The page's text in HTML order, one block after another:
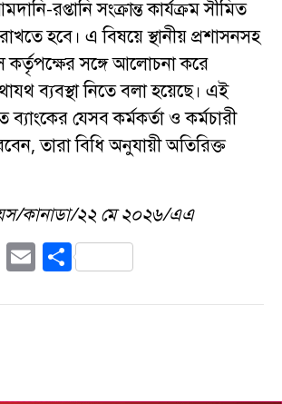
রপ্তানি সংক্রান্ত কার্যক্রম সীমিত
হবে। এ বিষয়ে স্থানীয় প্রশাসনসহ
সঙ্গে আলোচনা করে
ব্যবস্থা নিতে বলা হয়েছে। এই
যেসব কর্মকর্তা ও কর্মচারী
তারা বিধি অনুযায়ী অতিরিক্ত
কানাডা/২২ মে ২০২৬/এএ
T
it
E
ai
S
a